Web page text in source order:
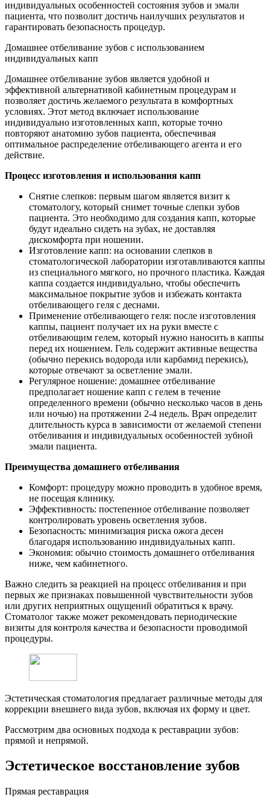
индивидуальных особенностей состояния зубов и эмали
пациента, что позволит достичь наилучших результатов и
гарантировать безопасность процедур.
Домашнее отбеливание зубов с использованием
индивидуальных капп
Домашнее отбеливание зубов является удобной и
эффективной альтернативой кабинетным процедурам и
позволяет достичь желаемого результата в комфортных
условиях. Этот метод включает использование
индивидуально изготовленных капп, которые точно
повторяют анатомию зубов пациента, обеспечивая
оптимальное распределение отбеливающего агента и его
действие.
Процесс изготовления и использования капп
Снятие слепков: первым шагом является визит к
стоматологу, который снимет точные слепки зубов
пациента. Это необходимо для создания капп, которые
будут идеально сидеть на зубах, не доставляя
дискомфорта при ношении.
Изготовление капп: на основании слепков в
стоматологической лаборатории изготавливаются каппы
из специального мягкого, но прочного пластика. Каждая
каппа создается индивидуально, чтобы обеспечить
максимальное покрытие зубов и избежать контакта
отбеливающего геля с деснами.
Применение отбеливающего геля: после изготовления
каппы, пациент получает их на руки вместе с
отбеливающим гелем, который нужно наносить в каппы
перед их ношением. Гель содержит активные вещества
(обычно перекись водорода или карбамид перекись),
которые отвечают за осветление эмали.
Регулярное ношение: домашнее отбеливание
предполагает ношение капп с гелем в течение
определенного времени (обычно несколько часов в день
или ночью) на протяжении 2-4 недель. Врач определит
длительность курса в зависимости от желаемой степени
отбеливания и индивидуальных особенностей зубной
эмали пациента.
Преимущества домашнего отбеливания
Комфорт: процедуру можно проводить в удобное время,
не посещая клинику.
Эффективность: постепенное отбеливание позволяет
контролировать уровень осветления зубов.
Безопасность: минимизация риска ожога десен
благодаря использованию индивидуальных капп.
Экономия: обычно стоимость домашнего отбеливания
ниже, чем кабинетного.
Важно следить за реакцией на процесс отбеливания и при
первых же признаках повышенной чувствительности зубов
или других неприятных ощущений обратиться к врачу.
Стоматолог также может рекомендовать периодические
визиты для контроля качества и безопасности проводимой
процедуры.
Эстетическая стоматология предлагает различные методы для
коррекции внешнего вида зубов, включая их форму и цвет.
Рассмотрим два основных подхода к реставрации зубов:
прямой и непрямой.
Эстетическое восстановление зубов
Прямая реставрация